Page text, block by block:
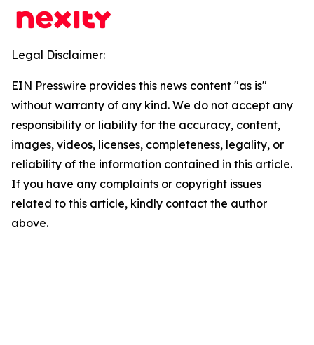
Legal Disclaimer:
EIN Presswire provides this news content "as is"
without warranty of any kind. We do not accept any
responsibility or liability for the accuracy, content,
images, videos, licenses, completeness, legality, or
reliability of the information contained in this article.
If you have any complaints or copyright issues
related to this article, kindly contact the author
above.